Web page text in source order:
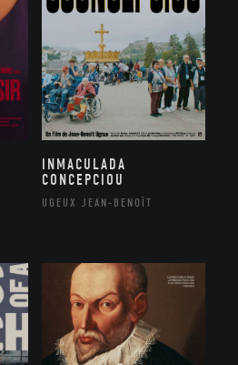
INMACULADA
CONCEPCIOU
UGEUX JEAN-BENOÎT